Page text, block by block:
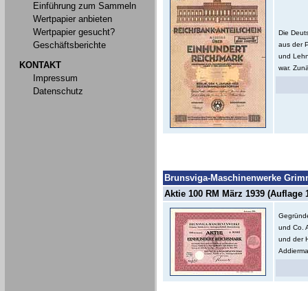
Einführung zum Sammeln
Wertpapier anbieten
Wertpapier gesucht?
Geschäftsberichte
KONTAKT
Impressum
Datenschutz
Die
aus der
und
war.
Brunsviga-Maschinenwerke
Aktie 100 RM März 1939 (Auflage
und Co.
und der